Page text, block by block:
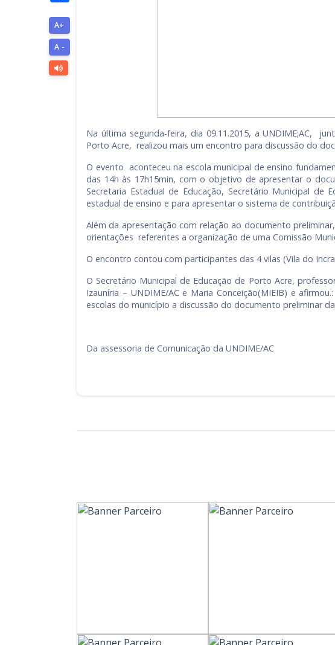
Na última segunda-feira, dia 09.11.2015, a UNDIME;AC,
Porto Acre, realizou mais um encontro para discussão do
O evento aconteceu na escola municipal de ensino
das 14h às 17h15min, com o objetivo de apresentar o
Secretaria Estadual de Educação, Secretário Municipal de
estadual de ensino e para apresentar o sistema de
Além da apresentação com relação ao documento
orientações referentes a organização de uma Comissão
O encontro contou com participantes das 4 vilas (Vila do
O Secretário Municipal de Educação de Porto Acre,
Izauníria – UNDIME/AC e Maria Conceição(MIEIB) e
escolas do município a discussão do documento preliminar
Da assessoria de Comunicação da UNDIME/AC
A+
A -